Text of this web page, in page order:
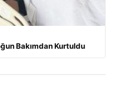
Bakımdan Kurtuldu